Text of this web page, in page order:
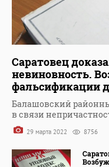
Саратовец
невиновность.
фальсификации
Балашовский
в связи
29 марта 2022 8756